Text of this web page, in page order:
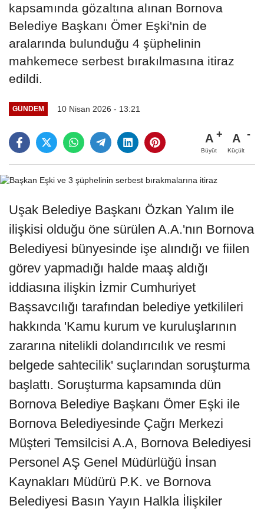
kapsamında gözaltına alınan Bornova
Belediye Başkanı Ömer Eşki'nin de
aralarında bulunduğu 4 şüphelinin
mahkemece serbest bırakılmasına itiraz
edildi.
GÜNDEM 10 Nisan 2026 - 13:21
A
Büyüt
A
Küçült
Uşak Belediye Başkanı Özkan Yalım ile
ilişkisi olduğu öne sürülen A.A.'nın Bornova
Belediyesi bünyesinde işe alındığı ve fiilen
görev yapmadığı halde maaş aldığı
iddiasına ilişkin İzmir Cumhuriyet
Başsavcılığı tarafından belediye yetkilileri
hakkında 'Kamu kurum ve kuruluşlarının
zararına nitelikli dolandırıcılık ve resmi
belgede sahtecilik' suçlarından soruşturma
başlattı. Soruşturma kapsamında dün
Bornova Belediye Başkanı Ömer Eşki ile
Bornova Belediyesinde Çağrı Merkezi
Müşteri Temsilcisi A.A, Bornova Belediyesi
Personel AŞ Genel Müdürlüğü İnsan
Kaynakları Müdürü P.K. ve Bornova
Belediyesi Basın Yayın Halkla İlişkiler